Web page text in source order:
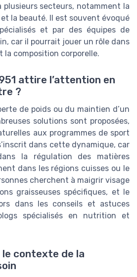
plusieurs secteurs, notamment la
la beauté. Il est souvent évoqué
et par des équipes de
car il pourrait jouer un rôle dans
la composition corporelle.
attire l’attention en
?
de poids ou du maintien d’un
solutions sont proposées,
aux programmes de sport
dans cette dynamique, car
la régulation des matières
dans les régions cuisses ou le
cherchent à maigrir visage
graisseuses spécifiques, et le
dans les conseils et astuces
spécialisés en nutrition et
le contexte de la